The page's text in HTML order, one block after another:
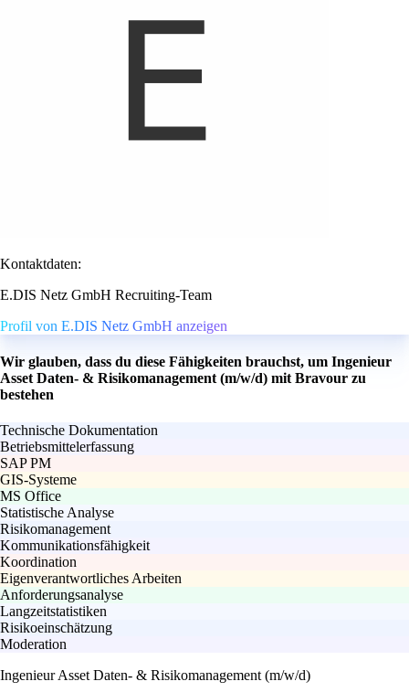
Kontaktdaten:
E.DIS Netz GmbH Recruiting-Team
Profil von E.DIS Netz GmbH anzeigen
Wir glauben, dass du diese Fähigkeiten brauchst, um Ingenieur
Asset Daten- & Risikomanagement (m/w/d) mit Bravour zu
bestehen
Technische Dokumentation
Betriebsmittelerfassung
SAP PM
GIS-Systeme
MS Office
Statistische Analyse
Risikomanagement
Kommunikationsfähigkeit
Koordination
Eigenverantwortliches Arbeiten
Anforderungsanalyse
Langzeitstatistiken
Risikoeinschätzung
Moderation
Ingenieur Asset Daten- & Risikomanagement (m/w/d)